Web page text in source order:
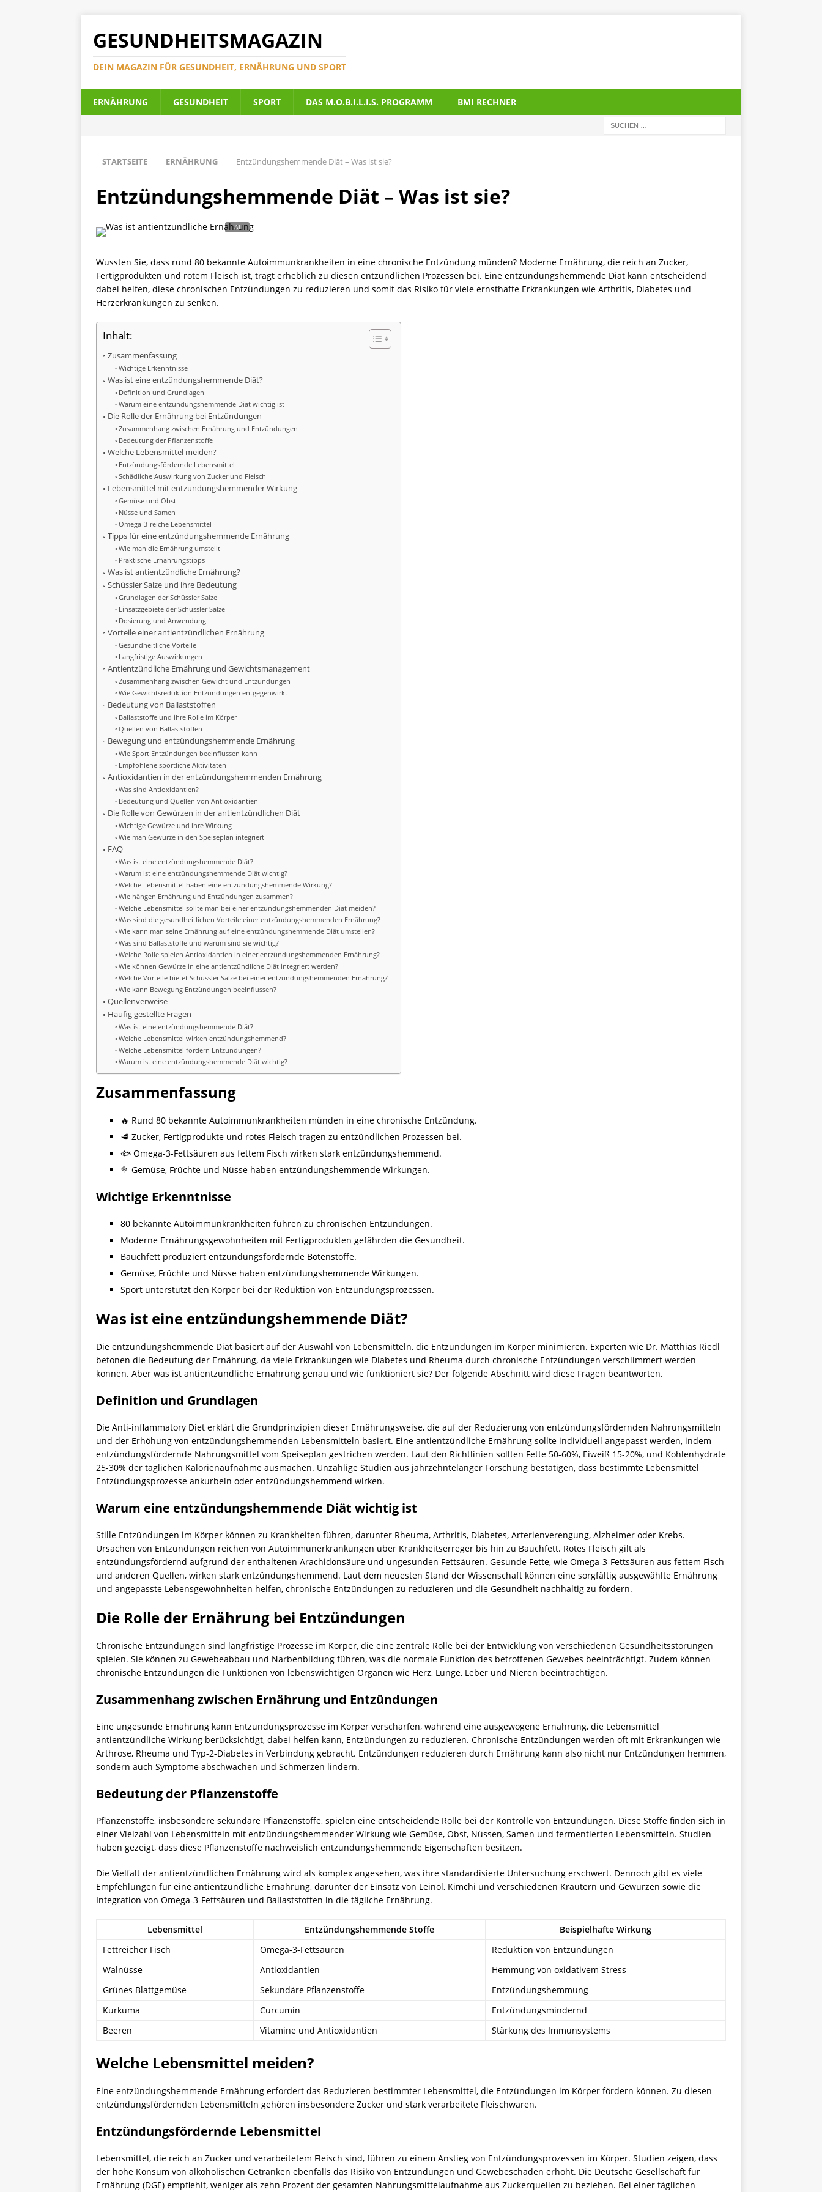
GESUNDHEITSMAGAZIN
DEIN MAGAZIN FÜR GESUNDHEIT, ERNÄHRUNG UND SPORT
ERNÄHRUNG GESUNDHEIT SPORT DAS M.O.B.I.L.I.S. PROGRAMM BMI RECHNER
STARTSEITE ERNÄHRUNG Entzündungshemmende Diät – Was ist sie?
Entzündungshemmende Diät – Was ist sie?
Wussten Sie, dass rund 80 bekannte Autoimmunkrankheiten in eine chronische Entzündung münden? Moderne Ernährung, die reich an Zucker,
Fertigprodukten und rotem Fleisch ist, trägt erheblich zu diesen entzündlichen Prozessen bei. Eine entzündungshemmende Diät kann entscheidend
dabei helfen, diese chronischen Entzündungen zu reduzieren und somit das Risiko für viele ernsthafte Erkrankungen wie Arthritis, Diabetes und
Herzerkrankungen zu senken.
Inhalt:
Zusammenfassung
Wichtige Erkenntnisse
Was ist eine entzündungshemmende Diät?
Definition und Grundlagen
Warum eine entzündungshemmende Diät wichtig ist
Die Rolle der Ernährung bei Entzündungen
Zusammenhang zwischen Ernährung und Entzündungen
Bedeutung der Pflanzenstoffe
Welche Lebensmittel meiden?
Entzündungsfördernde Lebensmittel
Schädliche Auswirkung von Zucker und Fleisch
Lebensmittel mit entzündungshemmender Wirkung
Gemüse und Obst
Nüsse und Samen
Omega-3-reiche Lebensmittel
Tipps für eine entzündungshemmende Ernährung
Wie man die Ernährung umstellt
Praktische Ernährungstipps
Was ist antientzündliche Ernährung?
Schüssler Salze und ihre Bedeutung
Grundlagen der Schüssler Salze
Einsatzgebiete der Schüssler Salze
Dosierung und Anwendung
Vorteile einer antientzündlichen Ernährung
Gesundheitliche Vorteile
Langfristige Auswirkungen
Antientzündliche Ernährung und Gewichtsmanagement
Zusammenhang zwischen Gewicht und Entzündungen
Wie Gewichtsreduktion Entzündungen entgegenwirkt
Bedeutung von Ballaststoffen
Ballaststoffe und ihre Rolle im Körper
Quellen von Ballaststoffen
Bewegung und entzündungshemmende Ernährung
Wie Sport Entzündungen beeinflussen kann
Empfohlene sportliche Aktivitäten
Antioxidantien in der entzündungshemmenden Ernährung
Was sind Antioxidantien?
Bedeutung und Quellen von Antioxidantien
Die Rolle von Gewürzen in der antientzündlichen Diät
Wichtige Gewürze und ihre Wirkung
Wie man Gewürze in den Speiseplan integriert
FAQ
Was ist eine entzündungshemmende Diät?
Warum ist eine entzündungshemmende Diät wichtig?
Welche Lebensmittel haben eine entzündungshemmende Wirkung?
Wie hängen Ernährung und Entzündungen zusammen?
Welche Lebensmittel sollte man bei einer entzündungshemmenden Diät meiden?
Was sind die gesundheitlichen Vorteile einer entzündungshemmenden Ernährung?
Wie kann man seine Ernährung auf eine entzündungshemmende Diät umstellen?
Was sind Ballaststoffe und warum sind sie wichtig?
Welche Rolle spielen Antioxidantien in einer entzündungshemmenden Ernährung?
Wie können Gewürze in eine antientzündliche Diät integriert werden?
Welche Vorteile bietet Schüssler Salze bei einer entzündungshemmenden Ernährung?
Wie kann Bewegung Entzündungen beeinflussen?
Quellenverweise
Häufig gestellte Fragen
Was ist eine entzündungshemmende Diät?
Welche Lebensmittel wirken entzündungshemmend?
Welche Lebensmittel fördern Entzündungen?
Warum ist eine entzündungshemmende Diät wichtig?
Zusammenfassung
🔥 Rund 80 bekannte Autoimmunkrankheiten münden in eine chronische Entzündung.
🥩 Zucker, Fertigprodukte und rotes Fleisch tragen zu entzündlichen Prozessen bei.
🐟 Omega-3-Fettsäuren aus fettem Fisch wirken stark entzündungshemmend.
🥦 Gemüse, Früchte und Nüsse haben entzündungshemmende Wirkungen.
Wichtige Erkenntnisse
80 bekannte Autoimmunkrankheiten führen zu chronischen Entzündungen.
Moderne Ernährungsgewohnheiten mit Fertigprodukten gefährden die Gesundheit.
Bauchfett produziert entzündungsfördernde Botenstoffe.
Gemüse, Früchte und Nüsse haben entzündungshemmende Wirkungen.
Sport unterstützt den Körper bei der Reduktion von Entzündungsprozessen.
Was ist eine entzündungshemmende Diät?
Die entzündungshemmende Diät basiert auf der Auswahl von Lebensmitteln, die Entzündungen im Körper minimieren. Experten wie Dr. Matthias Riedl
betonen die Bedeutung der Ernährung, da viele Erkrankungen wie Diabetes und Rheuma durch chronische Entzündungen verschlimmert werden
können. Aber was ist antientzündliche Ernährung genau und wie funktioniert sie? Der folgende Abschnitt wird diese Fragen beantworten.
Definition und Grundlagen
Die Anti-inflammatory Diet erklärt die Grundprinzipien dieser Ernährungsweise, die auf der Reduzierung von entzündungsfördernden Nahrungsmitteln
und der Erhöhung von entzündungshemmenden Lebensmitteln basiert. Eine antientzündliche Ernährung sollte individuell angepasst werden, indem
entzündungsfördernde Nahrungsmittel vom Speiseplan gestrichen werden. Laut den Richtlinien sollten Fette 50-60%, Eiweiß 15-20%, und Kohlenhydrate
25-30% der täglichen Kalorienaufnahme ausmachen. Unzählige Studien aus jahrzehntelanger Forschung bestätigen, dass bestimmte Lebensmittel
Entzündungsprozesse ankurbeln oder entzündungshemmend wirken.
Warum eine entzündungshemmende Diät wichtig ist
Stille Entzündungen im Körper können zu Krankheiten führen, darunter Rheuma, Arthritis, Diabetes, Arterienverengung, Alzheimer oder Krebs.
Ursachen von Entzündungen reichen von Autoimmunerkrankungen über Krankheitserreger bis hin zu Bauchfett. Rotes Fleisch gilt als
entzündungsfördernd aufgrund der enthaltenen Arachidonsäure und ungesunden Fettsäuren. Gesunde Fette, wie Omega-3-Fettsäuren aus fettem Fisch
und anderen Quellen, wirken stark entzündungshemmend. Laut dem neuesten Stand der Wissenschaft können eine sorgfältig ausgewählte Ernährung
und angepasste Lebensgewohnheiten helfen, chronische Entzündungen zu reduzieren und die Gesundheit nachhaltig zu fördern.
Die Rolle der Ernährung bei Entzündungen
Chronische Entzündungen sind langfristige Prozesse im Körper, die eine zentrale Rolle bei der Entwicklung von verschiedenen Gesundheitsstörungen
spielen. Sie können zu Gewebeabbau und Narbenbildung führen, was die normale Funktion des betroffenen Gewebes beeinträchtigt. Zudem können
chronische Entzündungen die Funktionen von lebenswichtigen Organen wie Herz, Lunge, Leber und Nieren beeinträchtigen.
Zusammenhang zwischen Ernährung und Entzündungen
Eine ungesunde Ernährung kann Entzündungsprozesse im Körper verschärfen, während eine ausgewogene Ernährung, die Lebensmittel
antientzündliche Wirkung berücksichtigt, dabei helfen kann, Entzündungen zu reduzieren. Chronische Entzündungen werden oft mit Erkrankungen wie
Arthrose, Rheuma und Typ-2-Diabetes in Verbindung gebracht. Entzündungen reduzieren durch Ernährung kann also nicht nur Entzündungen hemmen,
sondern auch Symptome abschwächen und Schmerzen lindern.
Bedeutung der Pflanzenstoffe
Pflanzenstoffe, insbesondere sekundäre Pflanzenstoffe, spielen eine entscheidende Rolle bei der Kontrolle von Entzündungen. Diese Stoffe finden sich in
einer Vielzahl von Lebensmitteln mit entzündungshemmender Wirkung wie Gemüse, Obst, Nüssen, Samen und fermentierten Lebensmitteln. Studien
haben gezeigt, dass diese Pflanzenstoffe nachweislich entzündungshemmende Eigenschaften besitzen.
Die Vielfalt der antientzündlichen Ernährung wird als komplex angesehen, was ihre standardisierte Untersuchung erschwert. Dennoch gibt es viele
Empfehlungen für eine antientzündliche Ernährung, darunter der Einsatz von Leinöl, Kimchi und verschiedenen Kräutern und Gewürzen sowie die
Integration von Omega-3-Fettsäuren und Ballaststoffen in die tägliche Ernährung.
Lebensmittel Entzündungshemmende Stoffe
Beispielhafte Wirkung
Fettreicher Fisch
Omega-3-Fettsäuren
Reduktion von Entzündungen
Walnüsse
Antioxidantien
Hemmung von oxidativem Stress
Grünes Blattgemüse
Sekundäre Pflanzenstoffe
Entzündungshemmung
Kurkuma
Curcumin
Entzündungsmindernd
Beeren
Vitamine und Antioxidantien Stärkung des Immunsystems
Welche Lebensmittel meiden?
Eine entzündungshemmende Ernährung erfordert das Reduzieren bestimmter Lebensmittel, die Entzündungen im Körper fördern können. Zu diesen
entzündungsfördernden Lebensmitteln gehören insbesondere Zucker und stark verarbeitete Fleischwaren.
Entzündungsfördernde Lebensmittel
Lebensmittel, die reich an Zucker und verarbeitetem Fleisch sind, führen zu einem Anstieg von Entzündungsprozessen im Körper. Studien zeigen, dass
der hohe Konsum von alkoholischen Getränken ebenfalls das Risiko von Entzündungen und Gewebeschäden erhöht. Die Deutsche Gesellschaft für
Ernährung (DGE) empfiehlt, weniger als zehn Prozent der gesamten Nahrungsmittelaufnahme aus Zuckerquellen zu beziehen. Bei einer täglichen